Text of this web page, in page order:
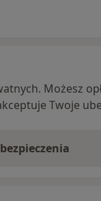
Możesz
Twoje